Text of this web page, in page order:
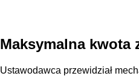
Maksymalna kwota
Ustawodawca przewidział